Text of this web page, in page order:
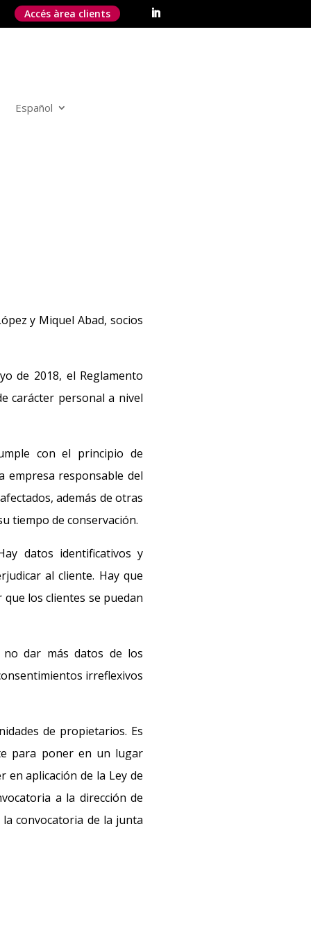
Accés àrea clients
Español
y Miquel Abad, socios
de 2018, el Reglamento
carácter personal a nivel
con el principio de
responsable del
además de otras
tiempo de conservación.
datos identificativos y
al cliente. Hay que
los clientes se puedan
dar más datos de los
irreflexivos
de propietarios. Es
para poner en un lugar
en aplicación de la Ley de
a la dirección de
convocatoria de la junta